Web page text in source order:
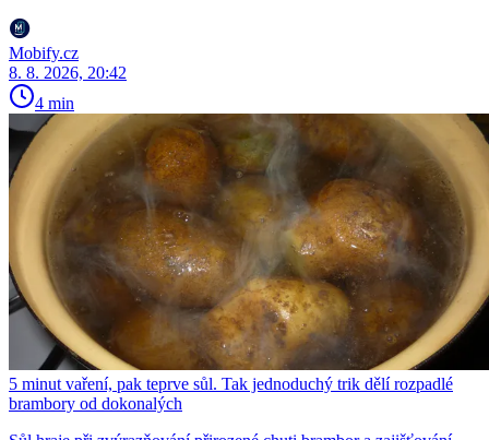
Mobify.cz
8. 8. 2026, 20:42
4 min
5 minut vaření, pak teprve sůl. Tak jednoduchý trik dělí rozpadlé
brambory od dokonalých